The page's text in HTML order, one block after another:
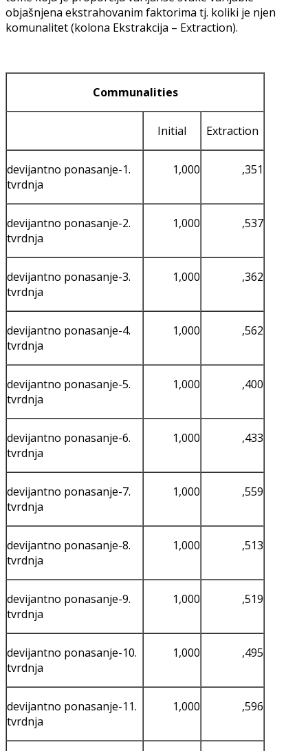
objašnjena ekstrahovanim faktorima tj. koliki je njen
komunalitet (kolona Ekstrakcija – Extraction).
Communalities
Initial Extraction
devijantno ponasanje-1.
tvrdnja
1,000 ,351
devijantno ponasanje-2.
tvrdnja
1,000 ,537
devijantno ponasanje-3.
tvrdnja
1,000 ,362
devijantno ponasanje-4.
tvrdnja
1,000 ,562
devijantno ponasanje-5.
tvrdnja
1,000 ,400
devijantno ponasanje-6.
tvrdnja
1,000 ,433
devijantno ponasanje-7.
tvrdnja
1,000 ,559
devijantno ponasanje-8.
tvrdnja
1,000 ,513
devijantno ponasanje-9.
tvrdnja
1,000 ,519
devijantno ponasanje-10.
tvrdnja
1,000 ,495
devijantno ponasanje-11.
tvrdnja
1,000 ,596